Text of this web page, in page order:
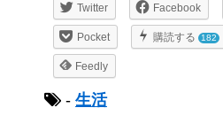
Twitter Facebook
Pocket 購読する 182
Feedly
- 生活